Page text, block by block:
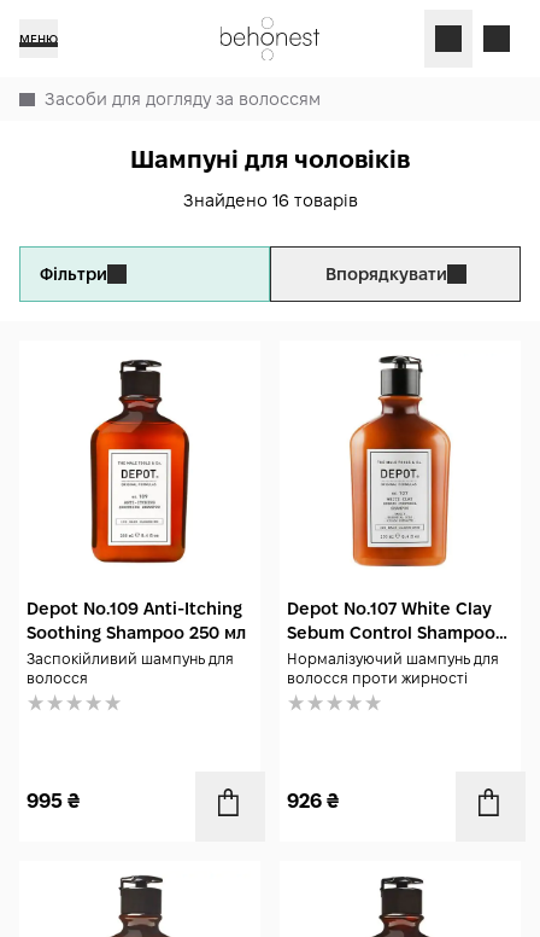
МЕНЮ
Засоби для догляду за волоссям
Шампуні для чоловіків
Знайдено 16 товарів
Фільтри Впорядкувати
Depot No.109 Anti-Itching
Soothing Shampoo 250 мл
Заспокійливий шампунь для
волосся
995 ₴
Depot No.107 White Clay
Sebum Control Shampoo
250 мл
Нормалізуючий шампунь для
волосся проти жирності
926 ₴